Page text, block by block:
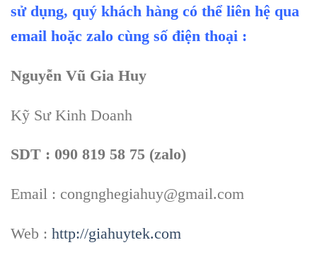
sử dụng, quý khách hàng có thể liên hệ qua
email hoặc zalo cùng số điện thoại :
Nguyễn Vũ Gia Huy
Kỹ Sư Kinh Doanh
SDT : 090 819 58 75 (zalo)
Email : congnghegiahuy@gmail.com
Web : http://giahuytek.com